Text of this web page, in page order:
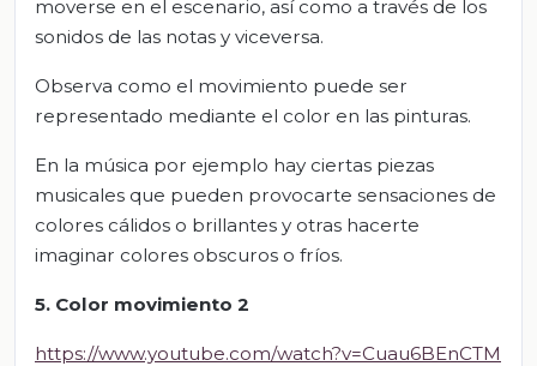
moverse en el escenario, así como a través de los
sonidos de las notas y viceversa.
Observa como el movimiento puede ser
representado mediante el color en las pinturas.
En la música por ejemplo hay ciertas piezas
musicales que pueden provocarte sensaciones de
colores cálidos o brillantes y otras hacerte
imaginar colores obscuros o fríos.
5. Color movimiento 2
https://www.youtube.com/watch?v=Cuau6BEnCTM